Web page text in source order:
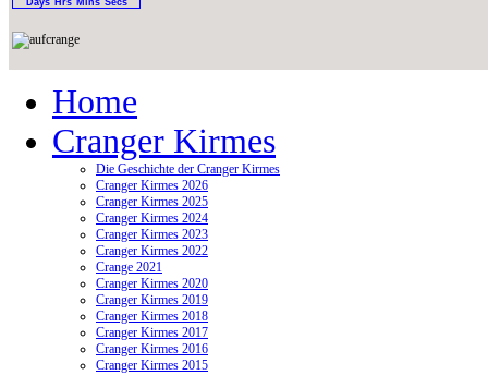
Home
Cranger Kirmes
Die Geschichte der Cranger Kirmes
Cranger Kirmes 2026
Cranger Kirmes 2025
Cranger Kirmes 2024
Cranger Kirmes 2023
Cranger Kirmes 2022
Crange 2021
Cranger Kirmes 2020
Cranger Kirmes 2019
Cranger Kirmes 2018
Cranger Kirmes 2017
Cranger Kirmes 2016
Cranger Kirmes 2015